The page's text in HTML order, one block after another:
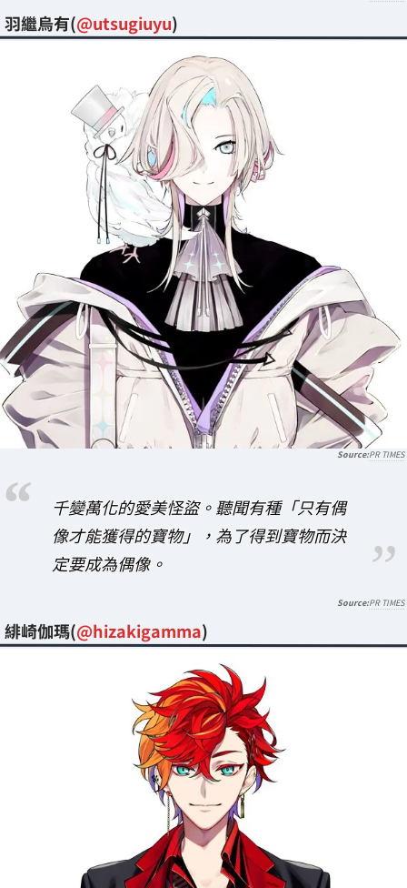
羽繼烏有(@utsugiuyu)
PR TIMES
千變萬化的愛美怪盜。聽聞有種「只有偶
像才能獲得的寶物」，為了得到寶物而決
定要成為偶像。
PR TIMES
緋崎伽瑪(@hizakigamma)